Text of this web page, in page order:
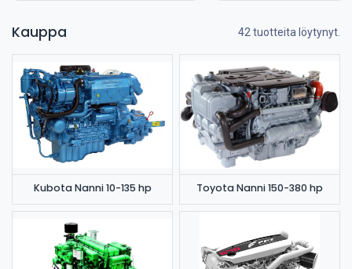
Kauppa 42 tuotteita löytynyt.
Kubota Nanni 10-135 hp Toyota Nanni 150-380 hp